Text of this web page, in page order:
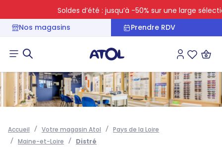
Soldes d’été : jusqu’à -50% sur une large
Nos magasins
Prendre RDV
Connexion
Accueil Votre magasin Atol
Pays de la Loire
Maine-et-Loire
Distré